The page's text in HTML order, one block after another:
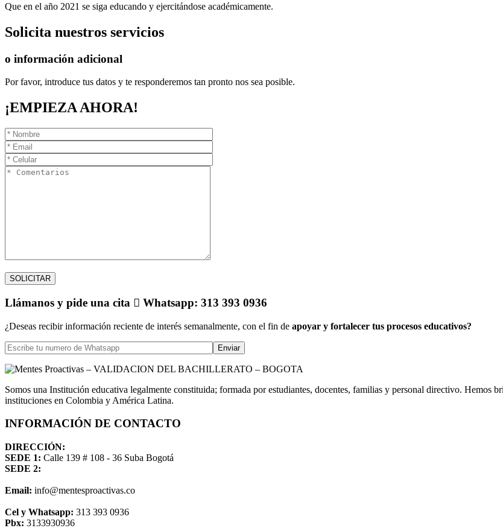
Que en el año 2021 se siga educando y ejercitándose académicamente.
Solicita nuestros servicios
o información adicional
Por favor, introduce tus datos y te responderemos tan pronto nos sea posible.
¡EMPIEZA AHORA!
Llámanos y pide una cita Whatsapp: 313 393 0936
¿Deseas recibir información reciente de interés semanalmente, con el fin de apoyar y fortalecer tus procesos educativos?
Somos una Institución educativa legalmente constituida; formada por estudiantes, docentes, familias y personal directivo. Hemos
instituciones en Colombia y América Latina.
INFORMACIÓN DE CONTACTO
DIRECCIÓN:
SEDE 1: Calle 139 # 108 - 36 Suba Bogotá
SEDE 2:
Email: info@mentesproactivas.co
Cel y Whatsapp: 313 393 0936
Pbx: 3133930936